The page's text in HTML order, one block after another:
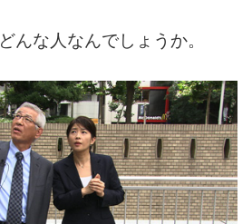
んな人なんでしょうか。